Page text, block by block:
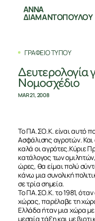
ΑΝΝΑ
ΔΙΑΜΑΝΤΟΠΟΥΛΟΥ
ΓΡΑΦΕΙΟ ΤΥΠΟΥ
Δευτερολογία
Νομοσχέδιο
MAR 21, 2008
Το ΠΑ.ΣΟ.Κ. είναι αυτό
Ασφάλισης αγροτών.
καλά οι αγρότες.Κύριε
κατάλογος των
ώρες, θα είμαι πολύ
κάνω μια συνολική
σε τρία σημεία.
Το ΠΑ.ΣΟ.Κ. το 1981,
χώρας, παρέλαβε τη
Ελλάδα ήταν μια χώρα
μεσαία τάξη και με